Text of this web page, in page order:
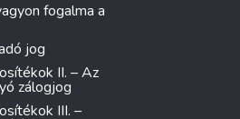
fogalma a
jog
II. – Az
zálogjog
III. –